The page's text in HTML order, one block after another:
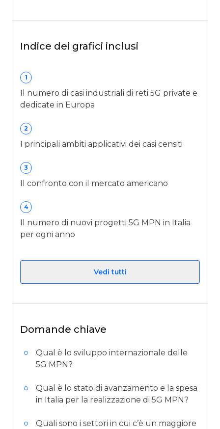
Indice dei grafici inclusi
1
Il numero di casi industriali di reti 5G private e
dedicate in Europa
2
I principali ambiti applicativi dei casi censiti
3
Il confronto con il mercato americano
4
Il numero di nuovi progetti 5G MPN in Italia
per ogni anno
Vedi tutti
Domande chiave
Qual è lo sviluppo internazionale delle
5G MPN?
Qual è lo stato di avanzamento e la spesa
in Italia per la realizzazione di 5G MPN?
Quali sono i settori in cui c’è un maggiore